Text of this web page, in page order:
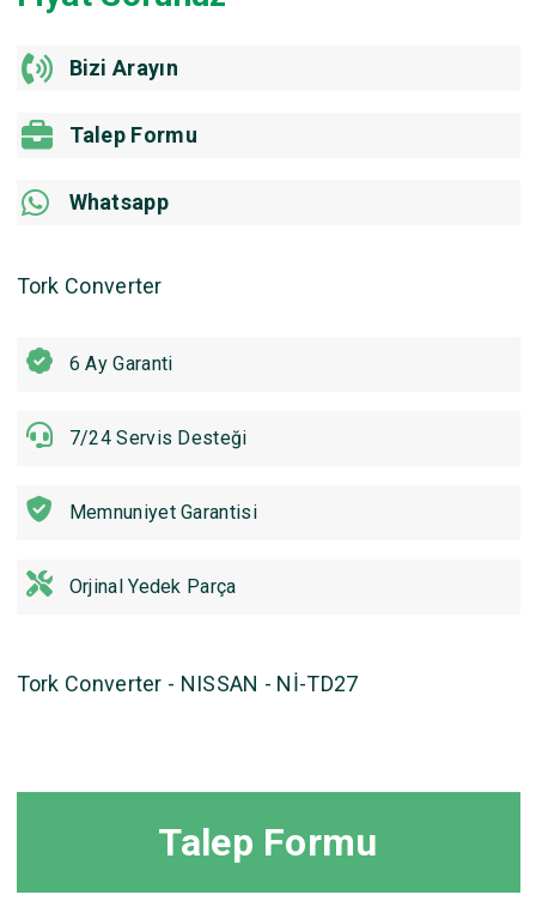
Bizi Arayın
Talep Formu
Whatsapp
Tork Converter
6 Ay Garanti
7/24 Servis Desteği
Memnuniyet Garantisi
Orjinal Yedek Parça
Tork Converter - NISSAN - Nİ-TD27
Talep Formu